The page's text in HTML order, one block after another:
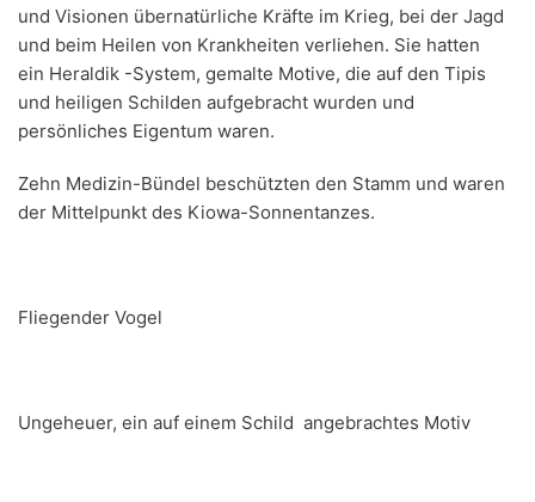
und Visionen übernatürliche Kräfte im Krieg, bei der Jagd
und beim Heilen von Krankheiten verliehen. Sie hatten
ein Heraldik -System, gemalte Motive, die auf den Tipis
und heiligen Schilden aufgebracht wurden und
persönliches Eigentum waren.
Zehn Medizin-Bündel beschützten den Stamm und waren
der Mittelpunkt des Kiowa-Sonnentanzes.
Fliegender Vogel
Ungeheuer, ein auf einem Schild angebrachtes Motiv